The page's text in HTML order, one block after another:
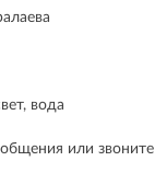
вода
или звоните